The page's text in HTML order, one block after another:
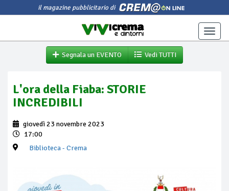
il magazine pubblicitario di
Toggle
Segnala un EVENTO
Vedi TUTTI
L'ora della Fiaba: STORIE
INCREDIBILI
giovedì 23 novembre 2023
17:00
Biblioteca- Crema